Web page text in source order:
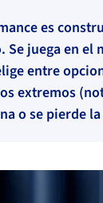
es
Se juega en
entre
extremos
o se pierde